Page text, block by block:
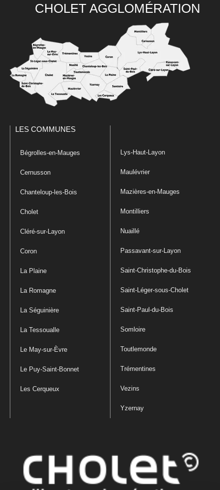
CHOLET AGGLOMÉRATION
LES COMMUNES
Bégrolles-en-Mauges
Cernusson
Chanteloup-les-Bois
Cholet
Cléré-sur-Layon
Coron
La Plaine
La Romagne
La Séguinière
La Tessoualle
Le May-sur-Èvre
Le Puy-Saint-Bonnet
Les Cerqueux
Lys-Haut-Layon
Maulévrier
Mazières-en-Mauges
Montilliers
Nuaillé
Passavant-sur-Layon
Saint-Christophe-du-Bois
Saint-Léger-sous-Cholet
Saint-Paul-du-Bois
Somloire
Toutlemonde
Trémentines
Vezins
Yzernay